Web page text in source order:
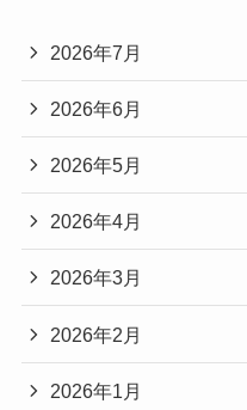
2026年7月
2026年6月
2026年5月
2026年4月
2026年3月
2026年2月
2026年1月